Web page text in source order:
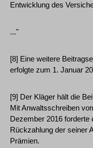
Entwicklung des
..."
[8] Eine weitere
erfolgte zum 1. Januar
[9] Der Kläger hält die
Mit Anwaltsschreiben
Dezember 2016 forderte
Rückzahlung der seiner
Prämien.